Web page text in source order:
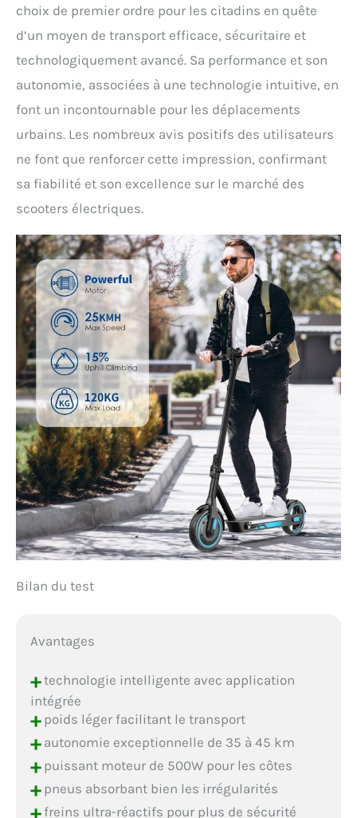
choix de premier ordre pour les citadins en quête
d’un moyen de transport efficace, sécuritaire et
technologiquement avancé. Sa performance et son
autonomie, associées à une technologie intuitive, en
font un incontournable pour les déplacements
urbains. Les nombreux avis positifs des utilisateurs
ne font que renforcer cette impression, confirmant
sa fiabilité et son excellence sur le marché des
scooters électriques.
Bilan du test
Avantages
+technologie intelligente avec application
intégrée
+poids léger facilitant le transport
+autonomie exceptionnelle de 35 à 45 km
+puissant moteur de 500W pour les côtes
+pneus absorbant bien les irrégularités
+freins ultra-réactifs pour plus de sécurité